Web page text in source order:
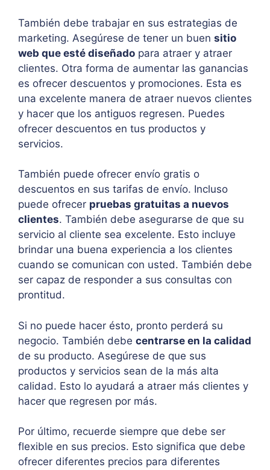
También debe trabajar en sus estrategias de
marketing. Asegúrese de tener un buen sitio
web que esté diseñado para atraer y atraer
clientes. Otra forma de aumentar las ganancias
es ofrecer descuentos y promociones. Esta es
una excelente manera de atraer nuevos clientes
y hacer que los antiguos regresen. Puedes
ofrecer descuentos en tus productos y
servicios.
También puede ofrecer envío gratis o
descuentos en sus tarifas de envío. Incluso
puede ofrecer pruebas gratuitas a nuevos
clientes. También debe asegurarse de que su
servicio al cliente sea excelente. Esto incluye
brindar una buena experiencia a los clientes
cuando se comunican con usted. También debe
ser capaz de responder a sus consultas con
prontitud.
Si no puede hacer ésto, pronto perderá su
negocio. También debe centrarse en la calidad
de su producto. Asegúrese de que sus
productos y servicios sean de la más alta
calidad. Esto lo ayudará a atraer más clientes y
hacer que regresen por más.
Por último, recuerde siempre que debe ser
flexible en sus precios. Esto significa que debe
ofrecer diferentes precios para diferentes